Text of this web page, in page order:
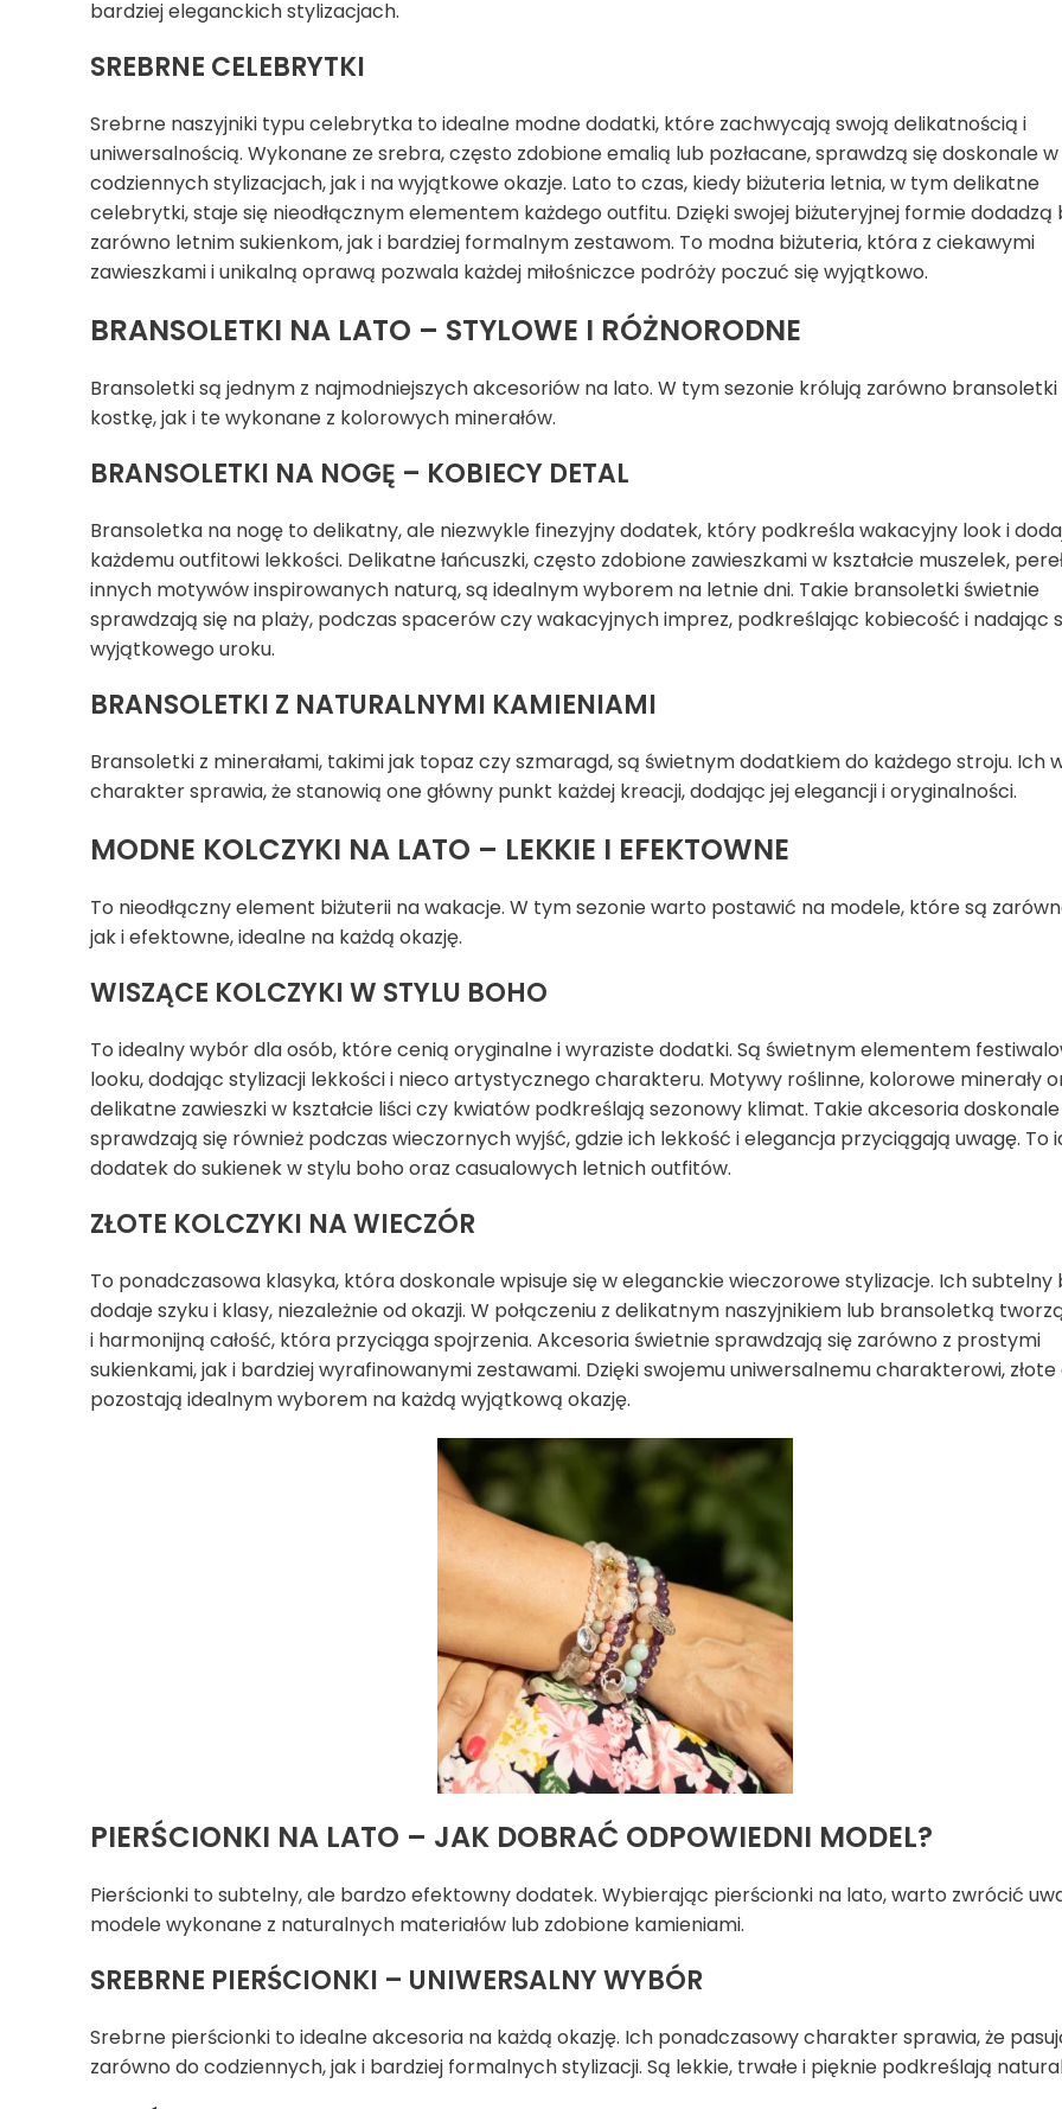
bardziej eleganckich stylizacjach.
SREBRNE CELEBRYTKI
Srebrne naszyjniki typu celebrytka to idealne modne dodatki, które zachwycają swoją delikatnością i
uniwersalnością. Wykonane ze srebra, często zdobione emalią lub pozłacane, sprawdzą się doskonale w
codziennych stylizacjach, jak i na wyjątkowe okazje. Lato to czas, kiedy biżuteria letnia, w tym delikatne
celebrytki, staje się nieodłącznym elementem każdego outfitu. Dzięki swojej biżuteryjnej formie dodadzą
zarówno letnim sukienkom, jak i bardziej formalnym zestawom. To modna biżuteria, która z ciekawymi
zawieszkami i unikalną oprawą pozwala każdej miłośniczce podróży poczuć się wyjątkowo.
BRANSOLETKI NA LATO – STYLOWE I RÓŻNORODNE
Bransoletki są jednym z najmodniejszych akcesoriów na lato. W tym sezonie królują zarówno bransoletki
kostkę, jak i te wykonane z kolorowych minerałów.
BRANSOLETKI NA NOGĘ – KOBIECY DETAL
Bransoletka na nogę to delikatny, ale niezwykle finezyjny dodatek, który podkreśla wakacyjny look i
każdemu outfitowi lekkości. Delikatne łańcuszki, często zdobione zawieszkami w kształcie muszelek,
innych motywów inspirowanych naturą, są idealnym wyborem na letnie dni. Takie bransoletki świetnie
sprawdzają się na plaży, podczas spacerów czy wakacyjnych imprez, podkreślając kobiecość i nadając
wyjątkowego uroku.
BRANSOLETKI Z NATURALNYMI KAMIENIAMI
Bransoletki z minerałami, takimi jak topaz czy szmaragd, są świetnym dodatkiem do każdego stroju. Ich
charakter sprawia, że stanowią one główny punkt każdej kreacji, dodając jej elegancji i oryginalności.
MODNE KOLCZYKI NA LATO – LEKKIE I EFEKTOWNE
To nieodłączny element biżuterii na wakacje. W tym sezonie warto postawić na modele, które są
jak i efektowne, idealne na każdą okazję.
WISZĄCE KOLCZYKI W STYLU BOHO
To idealny wybór dla osób, które cenią oryginalne i wyraziste dodatki. Są świetnym elementem
looku, dodając stylizacji lekkości i nieco artystycznego charakteru. Motywy roślinne, kolorowe minerały
delikatne zawieszki w kształcie liści czy kwiatów podkreślają sezonowy klimat. Takie akcesoria doskonale
sprawdzają się również podczas wieczornych wyjść, gdzie ich lekkość i elegancja przyciągają uwagę. To
dodatek do sukienek w stylu boho oraz casualowych letnich outfitów.
ZŁOTE KOLCZYKI NA WIECZÓR
To ponadczasowa klasyka, która doskonale wpisuje się w eleganckie wieczorowe stylizacje. Ich subtelny
dodaje szyku i klasy, niezależnie od okazji. W połączeniu z delikatnym naszyjnikiem lub bransoletką
i harmonijną całość, która przyciąga spojrzenia. Akcesoria świetnie sprawdzają się zarówno z prostymi
sukienkami, jak i bardziej wyrafinowanymi zestawami. Dzięki swojemu uniwersalnemu charakterowi,
pozostają idealnym wyborem na każdą wyjątkową okazję.
PIERŚCIONKI NA LATO – JAK DOBRAĆ ODPOWIEDNI MODEL?
Pierścionki to subtelny, ale bardzo efektowny dodatek. Wybierając pierścionki na lato, warto zwrócić
modele wykonane z naturalnych materiałów lub zdobione kamieniami.
SREBRNE PIERŚCIONKI – UNIWERSALNY WYBÓR
Srebrne pierścionki to idealne akcesoria na każdą okazję. Ich ponadczasowy charakter sprawia, że
zarówno do codziennych, jak i bardziej formalnych stylizacji. Są lekkie, trwałe i pięknie podkreślają